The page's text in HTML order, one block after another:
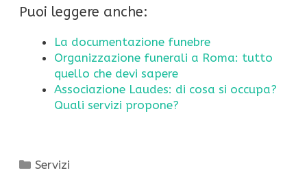
Puoi leggere anche:
La documentazione funebre
Organizzazione funerali a Roma: tutto
quello che devi sapere
Associazione Laudes: di cosa si occupa?
Quali servizi propone?
Categorie
Servizi